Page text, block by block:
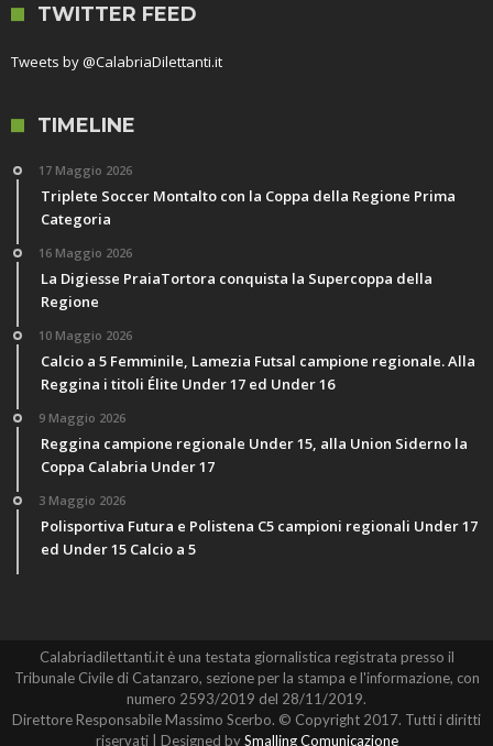
TWITTER FEED
Tweets by @CalabriaDilettanti.it
TIMELINE
17 Maggio 2026
Triplete Soccer Montalto con la Coppa della Regione Prima
Categoria
16 Maggio 2026
La Digiesse PraiaTortora conquista la Supercoppa della
Regione
10 Maggio 2026
Calcio a 5 Femminile, Lamezia Futsal campione regionale. Alla
Reggina i titoli Élite Under 17 ed Under 16
9 Maggio 2026
Reggina campione regionale Under 15, alla Union Siderno la
Coppa Calabria Under 17
3 Maggio 2026
Polisportiva Futura e Polistena C5 campioni regionali Under 17
ed Under 15 Calcio a 5
Calabriadilettanti.it è una testata giornalistica registrata presso il
Tribunale Civile di Catanzaro, sezione per la stampa e l'informazione, con
numero 2593/2019 del 28/11/2019.
Direttore Responsabile Massimo Scerbo. © Copyright 2017. Tutti i diritti
riservati | Designed bySmalling Comunicazione